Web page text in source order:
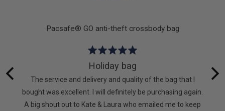
Pacsafe® GO anti-theft crossbody bag
Rated
out
of
5
Holiday bag
The service and delivery and quality of the bag that I
bought was excellent. I will definitely be purchasing again.
A big shout out to Kate & Laura who emailed me to keep
of